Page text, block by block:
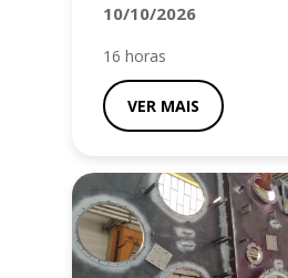
10/10/2026
16 horas
VER MAIS